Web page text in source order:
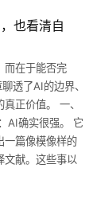
也看清自
而在于能否完
透了AI的边界、
正价值。 一、
AI确实很强。 它
一篇像模像样的
文献。这些事以